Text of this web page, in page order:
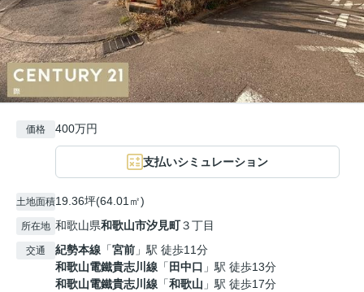
価格 400万円
支払いシミュレーション
土地面積19.36坪(64.01㎡)
所在地 和歌山県和歌山市汐見町３丁目
交通 紀勢本線 「宮前 」駅 徒歩11分
和歌山電鐵貴志川線 「 田中口 」駅 徒歩13分
和歌山電鐵貴志川線 「和歌山 」駅 徒歩17分